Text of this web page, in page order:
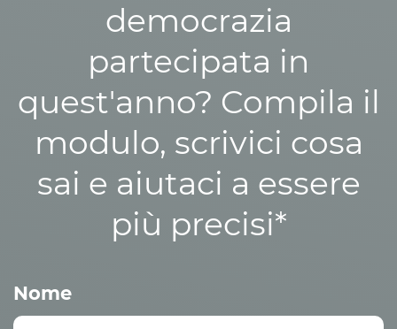
democrazia
partecipata in
quest'anno? Compila il
modulo, scrivici cosa
sai e aiutaci a essere
più precisi*
Nome